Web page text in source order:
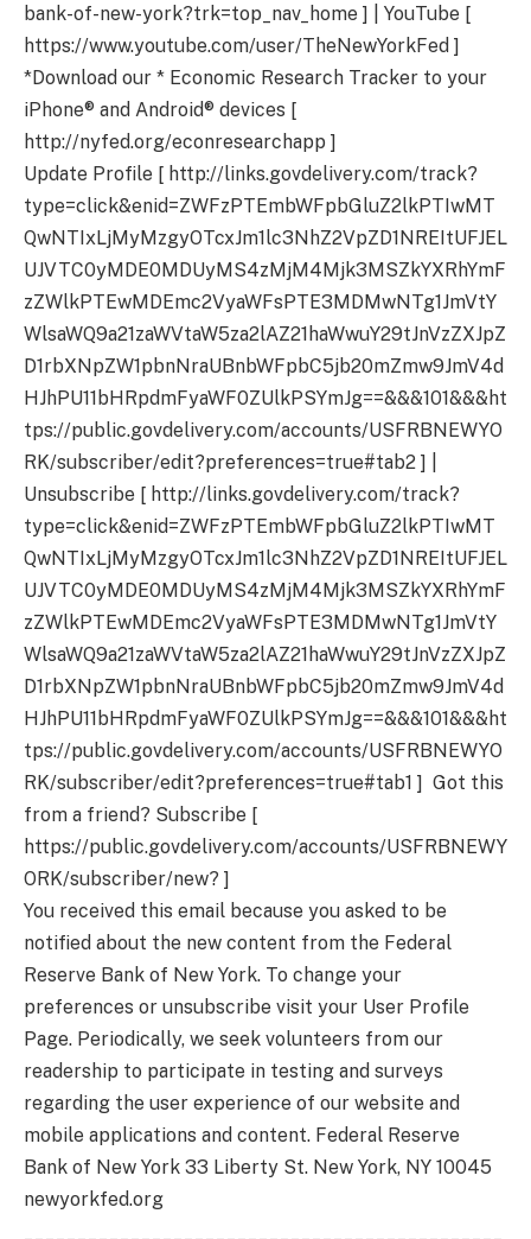
bank-of-new-york?trk=top_nav_home ] | YouTube [
https://www.youtube.com/user/TheNewYorkFed ]
*Download our * Economic Research Tracker to your
iPhone® and Android® devices [
http://nyfed.org/econresearchapp ]
Update Profile [ http://links.govdelivery.com/track?
type=click&enid=ZWFzPTEmbWFpbGluZ2lkPTIwMT
QwNTIxLjMyMzgyOTcxJm1lc3NhZ2VpZD1NREItUFJEL
UJVTC0yMDE0MDUyMS4zMjM4Mjk3MSZkYXRhYmF
zZWlkPTEwMDEmc2VyaWFsPTE3MDMwNTg1JmVtY
WlsaWQ9a21zaWVtaW5za2lAZ21haWwuY29tJnVzZXJpZ
D1rbXNpZW1pbnNraUBnbWFpbC5jb20mZmw9JmV4d
HJhPU11bHRpdmFyaWF0ZUlkPSYmJg==&&&101&&&ht
tps://public.govdelivery.com/accounts/USFRBNEWYO
RK/subscriber/edit?preferences=true#tab2 ] |
Unsubscribe [ http://links.govdelivery.com/track?
type=click&enid=ZWFzPTEmbWFpbGluZ2lkPTIwMT
QwNTIxLjMyMzgyOTcxJm1lc3NhZ2VpZD1NREItUFJEL
UJVTC0yMDE0MDUyMS4zMjM4Mjk3MSZkYXRhYmF
zZWlkPTEwMDEmc2VyaWFsPTE3MDMwNTg1JmVtY
WlsaWQ9a21zaWVtaW5za2lAZ21haWwuY29tJnVzZXJpZ
D1rbXNpZW1pbnNraUBnbWFpbC5jb20mZmw9JmV4d
HJhPU11bHRpdmFyaWF0ZUlkPSYmJg==&&&101&&&ht
tps://public.govdelivery.com/accounts/USFRBNEWYO
RK/subscriber/edit?preferences=true#tab1 ] Got this
from a friend? Subscribe [
https://public.govdelivery.com/accounts/USFRBNEWY
ORK/subscriber/new? ]
You received this email because you asked to be
notified about the new content from the Federal
Reserve Bank of New York. To change your
preferences or unsubscribe visit your User Profile
Page. Periodically, we seek volunteers from our
readership to participate in testing and surveys
regarding the user experience of our website and
mobile applications and content. Federal Reserve
Bank of New York 33 Liberty St. New York, NY 10045
newyorkfed.org